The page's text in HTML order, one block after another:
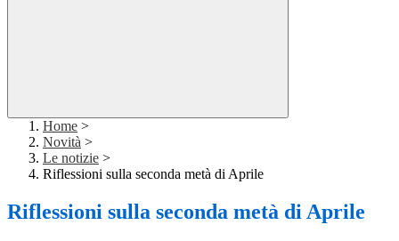
Home >
Novità >
Le notizie >
Riflessioni sulla seconda metà di Aprile
Riflessioni sulla seconda metà di Aprile